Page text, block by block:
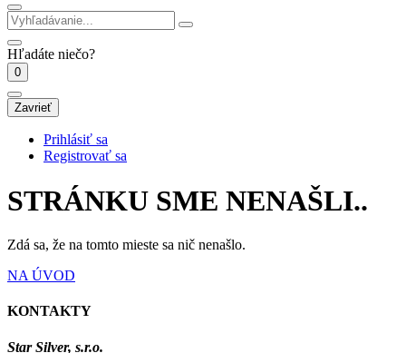
Hľadáte niečo?
0
Zavrieť
Prihlásiť sa
Registrovať sa
STRÁNKU SME NENAŠLI..
Zdá sa, že na tomto mieste sa nič nenašlo.
NA ÚVOD
KONTAKTY
Star Silver, s.r.o.